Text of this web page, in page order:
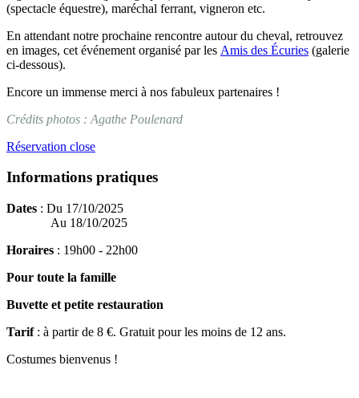
(spectacle équestre), maréchal ferrant, vigneron etc.
En attendant notre prochaine rencontre autour du cheval, retrouvez
en images, cet événement organisé par les Amis des Écuries (galerie
ci-dessous).
Encore un immense merci à nos fabuleux partenaires !
Crédits photos : Agathe Poulenard
Réservation close
Informations pratiques
Dates : Du 17/10/2025
Au 18/10/2025
Horaires : 19h00 - 22h00
Pour toute la famille
Buvette et petite restauration
Tarif: à partir de 8 €. Gratuit pour les moins de 12 ans.
Costumes bienvenus !